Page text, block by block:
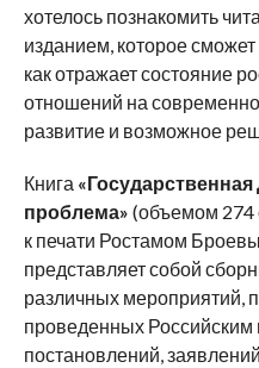
хотелось познакомить
изданием, которое сможет
как отражает состояние
отношений на
развитие и возможное
Книга
проблема» (объемом 274
к печати Ростамом
представляет собой
различных мероприятий,
проведенных Российским
постановлений,